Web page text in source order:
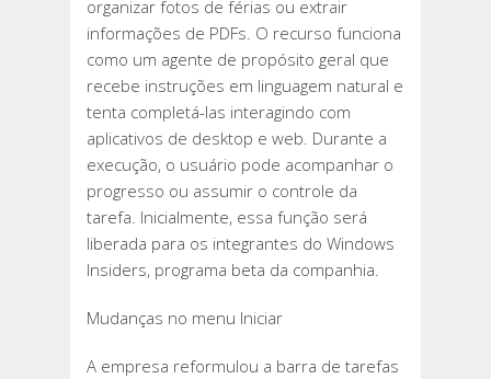
organizar fotos de férias ou extrair
informações de PDFs. O recurso funciona
como um agente de propósito geral que
recebe instruções em linguagem natural e
tenta completá-las interagindo com
aplicativos de desktop e web. Durante a
execução, o usuário pode acompanhar o
progresso ou assumir o controle da
tarefa. Inicialmente, essa função será
liberada para os integrantes do Windows
Insiders, programa beta da companhia.
Mudanças no menu Iniciar
A empresa reformulou a barra de tarefas